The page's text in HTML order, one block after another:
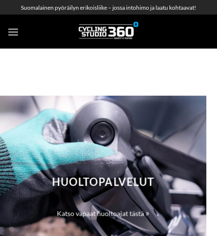
to
content
Suomalainen pyöräilyn erikoisliike – jossa intohimo ja laatu kohtaavat!
HUOLTOPALVELUT
Katso vapaat huoltoajat tästä»